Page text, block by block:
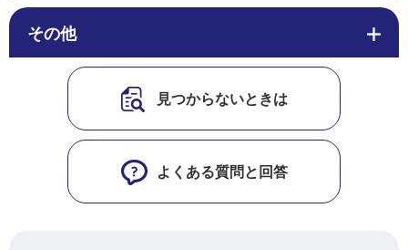
その他
見つからないときは
よくある質問と回答